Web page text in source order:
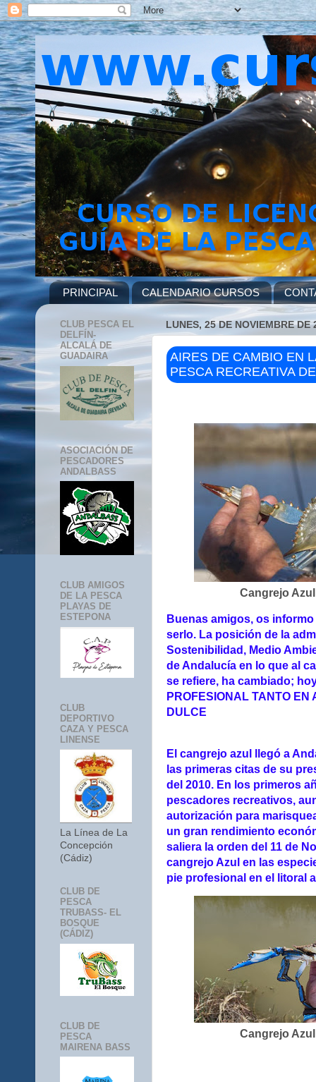
PRINCIPAL CALENDARIO CURSOS
LUNES, 25 DE NOVIEMBRE DE
AIRES DE CAMBIO EN
PESCA RECREATIVA
Cangrejo
Buenas amigos, os
serlo. La posición de la
Sostenibilidad, Medio
de Andalucía en lo que al
se refiere, ha cambiado;
PROFESIONAL TANTO EN
DULCE
El cangrejo azul llegó a
las primeras citas de su
del 2010. En los primeros
pescadores recreativos,
autorización para
un gran rendimiento
saliera la orden del 11 de
cangrejo Azul en las
pie profesional en el litoral
Cangrejo
CLUB PESCA EL
DELFÍN-
ALCALÁ DE
GUADAIRA
ASOCIACIÓN DE
PESCADORES
ANDALBASS
CLUB AMIGOS
DE LA PESCA
PLAYAS DE
ESTEPONA
CLUB
DEPORTIVO
CAZA Y PESCA
LINENSE
La Línea de La
Concepción
(Cádiz)
CLUB DE
PESCA
TRUBASS- EL
BOSQUE
(CÁDIZ)
CLUB DE
PESCA
MAIRENA BASS